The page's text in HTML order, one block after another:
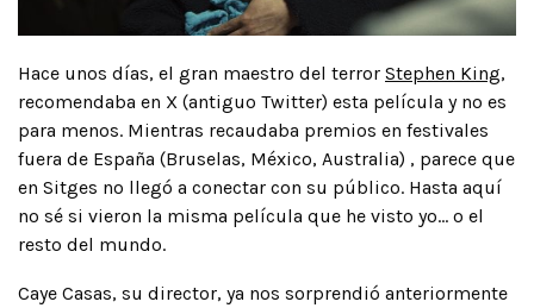
Hace unos días, el gran maestro del terror Stephen King,
recomendaba en X (antiguo Twitter) esta película y no es
para menos. Mientras recaudaba premios en festivales
fuera de España (Bruselas, México, Australia) , parece que
en Sitges no llegó a conectar con su público. Hasta aquí
no sé si vieron la misma película que he visto yo… o el
resto del mundo.
Caye Casas, su director, ya nos sorprendió anteriormente